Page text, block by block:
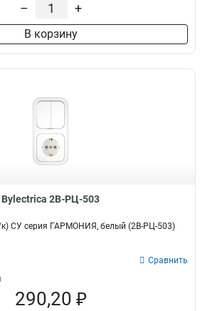
– +
В корзину
Bylectrica 2В-РЦ-503
к) СУ серия ГАРМОНИЯ, белый (2В-РЦ-503)
Сравнить
290,20 ₽